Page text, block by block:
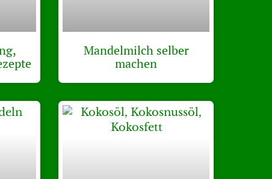
Mandelmilch selber
machen